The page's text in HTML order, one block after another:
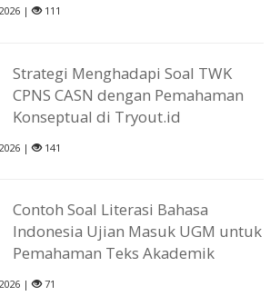
| 111
Strategi Menghadapi Soal TWK
CPNS CASN dengan Pemahaman
Konseptual di Tryout.id
| 141
Contoh Soal Literasi Bahasa
Indonesia Ujian Masuk UGM untuk
Pemahaman Teks Akademik
| 71